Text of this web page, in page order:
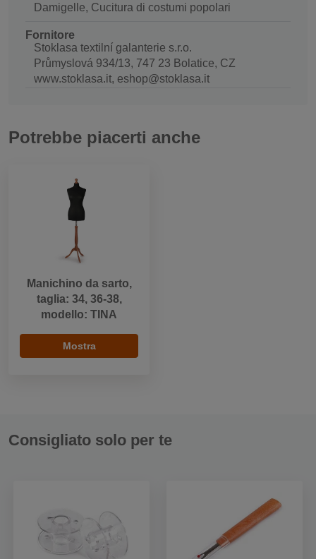
Damigelle, Cucitura di costumi popolari
Fornitore
Stoklasa textilní galanterie s.r.o.
Průmyslová 934/13, 747 23 Bolatice, CZ
www.stoklasa.it, eshop@stoklasa.it
Potrebbe piacerti anche
Manichino da sarto,
taglia: 34, 36-38,
modello: TINA
Mostra
Consigliato solo per te